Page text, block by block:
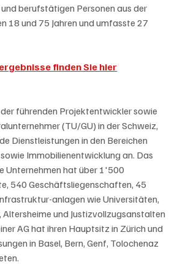
berufstätigen Personen aus der
18 und 75 Jahren und umfasste 27
finden Sie hier
der führenden Projektentwickler sowie
(TU/GU) in der Schweiz,
Dienstleistungen in den Bereichen
Immobilienentwicklung an. Das
Unternehmen hat über 1'500
540 Geschäftsliegenschaften, 45
anlagen wie Universitäten,
Altersheime und Justizvollzugsanstalten
AG hat ihren Hauptsitz in Zürich und
in Basel, Bern, Genf, Tolochenaz